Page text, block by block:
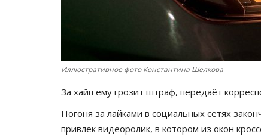
Иллюстративное фото Константина Шелкова
За хайп ему грозит штраф, передаёт
Погоня за лайками в социальных сетях
привлек видеоролик, в котором из окон